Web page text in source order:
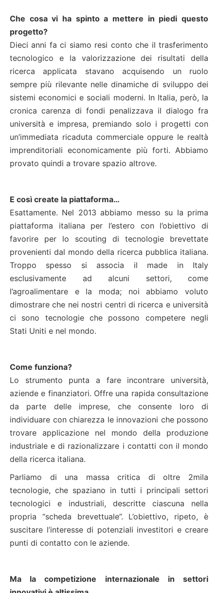
Che cosa vi ha spinto a mettere in piedi questo
progetto?
Dieci anni fa ci siamo resi conto che il trasferimento
tecnologico e la valorizzazione dei risultati della
ricerca applicata stavano acquisendo un ruolo
sempre più rilevante nelle dinamiche di sviluppo dei
sistemi economici e sociali moderni. In Italia, però, la
cronica carenza di fondi penalizzava il dialogo fra
università e impresa, premiando solo i progetti con
un’immediata ricaduta commerciale oppure le realtà
imprenditoriali economicamente più forti. Abbiamo
provato quindi a trovare spazio altrove.
E così create la piattaforma…
Esattamente. Nel 2013 abbiamo messo su la prima
piattaforma italiana per l’estero con l’obiettivo di
favorire per lo scouting di tecnologie brevettate
provenienti dal mondo della ricerca pubblica italiana.
Troppo spesso si associa il made in Italy
esclusivamente ad alcuni settori, come
l’agroalimentare e la moda; noi abbiamo voluto
dimostrare che nei nostri centri di ricerca e università
ci sono tecnologie che possono competere negli
Stati Uniti e nel mondo.
Come funziona?
Lo strumento punta a fare incontrare università,
aziende e finanziatori. Offre una rapida consultazione
da parte delle imprese, che consente loro di
individuare con chiarezza le innovazioni che possono
trovare applicazione nel mondo della produzione
industriale e di razionalizzare i contatti con il mondo
della ricerca italiana.
Parliamo di una massa critica di oltre 2mila
tecnologie, che spaziano in tutti i principali settori
tecnologici e industriali, descritte ciascuna nella
propria “scheda brevettuale”. L’obiettivo, ripeto, è
suscitare l’interesse di potenziali investitori e creare
punti di contatto con le aziende.
Ma la competizione internazionale in settori